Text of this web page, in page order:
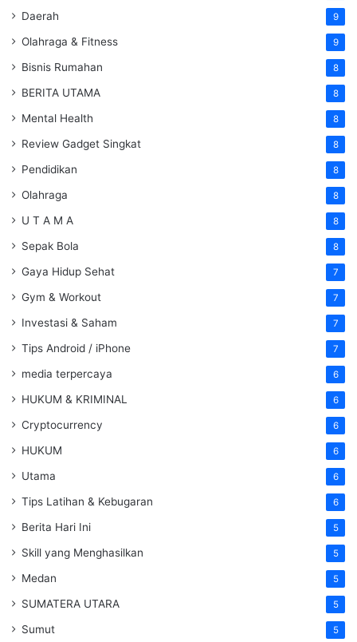
Daerah 9
Olahraga & Fitness 9
Bisnis Rumahan 8
BERITA UTAMA 8
Mental Health 8
Review Gadget Singkat 8
Pendidikan 8
Olahraga 8
U T A M A 8
Sepak Bola 8
Gaya Hidup Sehat 7
Gym & Workout 7
Investasi & Saham 7
Tips Android / iPhone 7
media terpercaya 6
HUKUM & KRIMINAL 6
Cryptocurrency 6
HUKUM 6
Utama 6
Tips Latihan & Kebugaran 6
Berita Hari Ini 5
Skill yang Menghasilkan 5
Medan 5
SUMATERA UTARA 5
Sumut 5